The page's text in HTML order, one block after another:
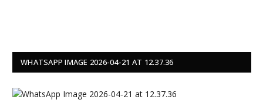
WHATSAPP IMAGE 2026-04-21 AT 12.37.36